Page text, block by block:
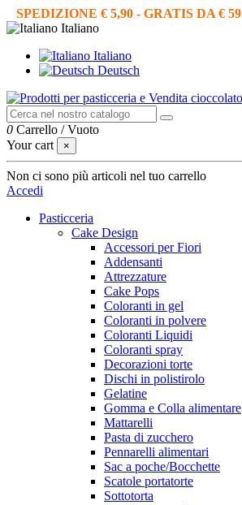
SPEDIZIONE € 5,90 - GRATIS DA € 59
Italiano
Italiano
Deutsch
0 Carrello /Vuoto
Your cart
×
Non ci sono più articoli nel tuo carrello
Accedi
Pasticceria
Cake Design
Accessori per Fiori
Addensanti
Attrezzature
Cake Pops
Coloranti in gel
Coloranti in polvere
Coloranti Liquidi
Coloranti spray
Decorazioni torte
Dischi in polistirolo
Gelatine
Gomma e Colla alimentare
Mattarelli
Pasta di zucchero
Pennarelli alimentari
Sac a poche/Bocchette
Scatole portatorte
Sottotorta